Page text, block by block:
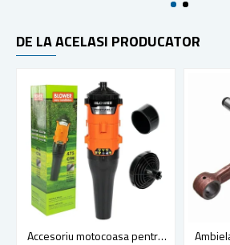
DE LA ACELASI PRODUCATOR
Accesoriu motocoasa pentru suflat frunze, Blade, 13.5 m3/minut, diametru teava 28mm - Tija 9 dinti